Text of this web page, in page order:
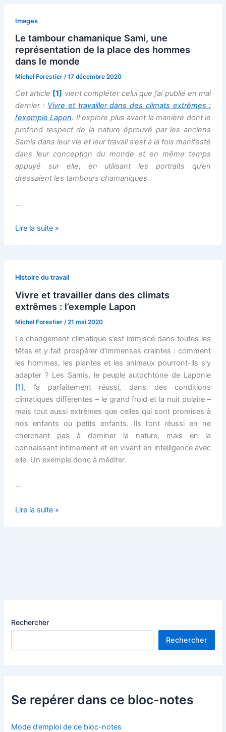
Images
Le tambour chamanique Sami, une
représentation de la place des hommes
dans le monde
Michel Forestier /17 décembre 2020
Cet article [1] vient compléter celui que j’ai publié en mai
dernier : Vivre et travailler dans des climats extrêmes :
l’exemple Lapon. Il explore plus avant la manière dont le
profond respect de la nature éprouvé par les anciens
Samis dans leur vie et leur travail s’est à la fois manifesté
dans leur conception du monde et en même temps
appuyé sur elle, en utilisant les portraits qu’en
dressaient les tambours chamaniques.
…
Le
une
de
la
place
des
hommes
dans
le
monde
Lire la suite »
Histoire du travail
Vivre et travailler dans des climats
extrêmes : l’exemple Lapon
Michel Forestier /21 mai 2020
Le changement climatique s’est immiscé dans toutes les
têtes et y fait prospérer d’immenses craintes : comment
les hommes, les plantes et les animaux pourront-ils s’y
adapter ? Les Samis, le peuple autochtone de Laponie
[1], l’a parfaitement réussi, dans des conditions
climatiques différentes – le grand froid et la nuit polaire –
mais tout aussi extrêmes que celles qui sont promises à
nos enfants ou petits enfants. Ils l’ont réussi en ne
cherchant pas à dominer la nature, mais en la
connaissant intimement et en vivant en intelligence avec
elle. Un exemple donc à méditer.
…
Vivre
Lire la suite »
Rechercher
Rechercher
Se repérer dans ce bloc-notes
Mode d’emploi de ce bloc-notes